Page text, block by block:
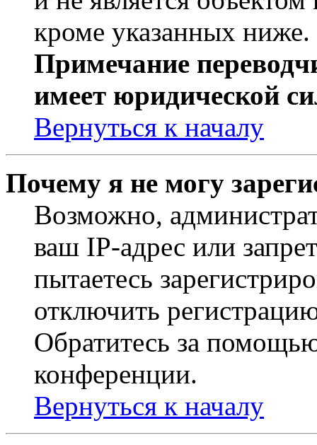
кроме указанных ниже.
Примечание
имеет юридической
Вернуться к началу
Почему я не могу
Возможно,
ваш IP-адрес или
пытаетесь
отключить
Обратитесь за
конференции.
Вернуться к началу